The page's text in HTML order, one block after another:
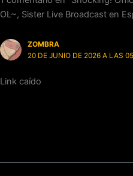
OL~, Sister Live Broadcast en
ZOMBRA
20 DE JUNIO DE 2026 A LAS
Link caído